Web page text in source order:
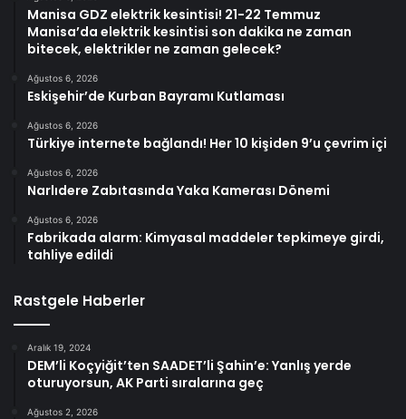
Manisa GDZ elektrik kesintisi! 21-22 Temmuz
Manisa’da elektrik kesintisi son dakika ne zaman
bitecek, elektrikler ne zaman gelecek?
Ağustos 6, 2026
Eskişehir’de Kurban Bayramı Kutlaması
Ağustos 6, 2026
Türkiye internete bağlandı! Her 10 kişiden 9’u çevrim içi
Ağustos 6, 2026
Narlıdere Zabıtasında Yaka Kamerası Dönemi
Ağustos 6, 2026
Fabrikada alarm: Kimyasal maddeler tepkimeye girdi,
tahliye edildi
Rastgele Haberler
Aralık 19, 2024
DEM’li Koçyiğit’ten SAADET’li Şahin’e: Yanlış yerde
oturuyorsun, AK Parti sıralarına geç
Ağustos 2, 2026